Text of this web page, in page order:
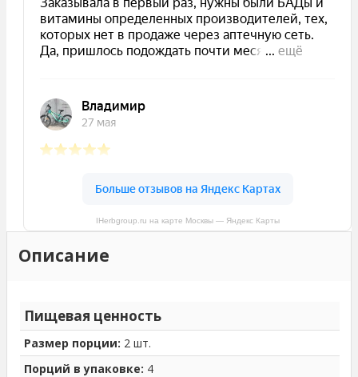
IHerbgroup.ru на карте Москвы — Яндекс Карты
Описание
Пищевая ценность
Размер порции: 2 шт.
Порций в упаковке: 4